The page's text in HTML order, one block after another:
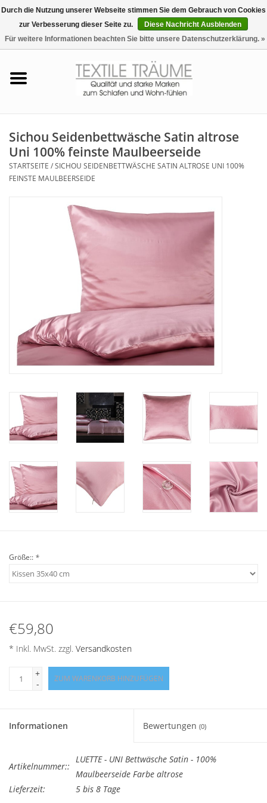
0 Artikel - €0,00
Tag & Nachtwäsche
Badezimmer & Sauna
Haus-Bademäntel
Plaids, Decken, Kissen
Mode & Accessoires
Edles aus Cashmere
Tisch & Küche
Kinder
Geschenkideen und
Gutscheine
Accessoires Spa
Info-Service
Vertrag widerrufen
Sichou Seidenbettwäsche Satin altrose
Uni 100% feinste Maulbeerseide
STARTSEITE /SICHOU SEIDENBETTWÄSCHE SATIN ALTROSE UNI 100%
FEINSTE MAULBEERSEIDE
Größe:: *
€59,80
* Inkl. MwSt. zzgl. Versandkosten
+
-
ZUM WARENKORB HINZUFÜGEN
Informationen Bewertungen (0)
Artikelnummer::
LUETTE - UNI Bettwäsche Satin - 100%
Maulbeerseide Farbe altrose
Lieferzeit:
5 bis 8 Tage
Durch die Nutzung unserer Webseite stimmen Sie dem Gebrauch von Cookies
zur Verbesserung dieser Seite zu.
Diese Nachricht Ausblenden
Für weitere Informationen beachten Sie bitte unsere Datenschutzerklärung. »